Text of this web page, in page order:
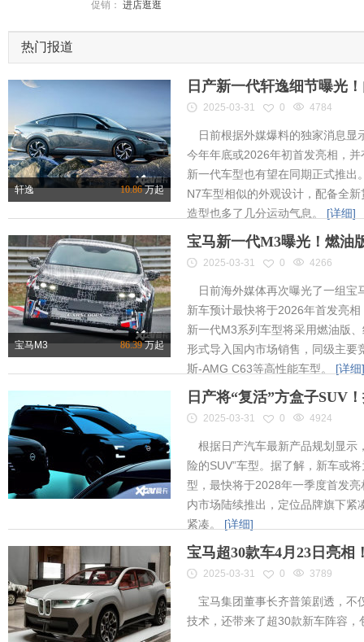
促销： 进店逛逛
热门报道
轩逸 10.86万起
日产新一代轩逸细节曝光
2025-03-31 0 4784
日前根据外媒爆料的独家消息显
今年年底或2026年初首发亮相，
新一代车型也有望在同期正式推出
N7车型相似的外观设计，配备全
造型也多了几分运动气息。 [详细]
宝马M3 86.39万起
宝马新一代M3曝光！燃油
2025-03-31 0 4266
日前海外媒体再次曝光了一组宝
新车预计最快将于2026年首发亮
新一代M3系列车型将采用燃油版
形式导入国内市场销售，同级主要
斯-AMG C63等高性能车型。 [详细]
日产将“复活”方盒子SUV
2025-03-31 0 4924
根据日产汽车最新产品规划显示
险的SUV”车型。据了解，新车或
型，最快将于2028年一季度首发
内市场陆续推出，定位品牌旗下紧
紧凑。 [详细]
宝马超30款车4月23日亮
2025-03-31 0 3789
宝马集团董事长齐普策剧透，不
技术，还带来了超30款新车阵容